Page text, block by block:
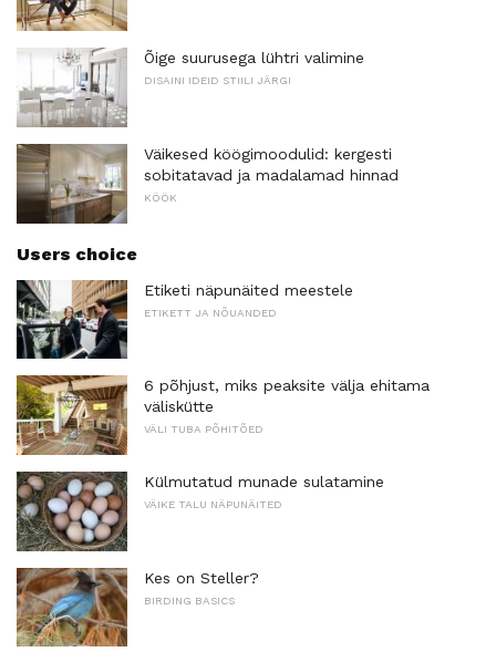
Õige suurusega lühtri valimine
DISAINI IDEID STIILI JÄRGI
Väikesed köögimoodulid: kergesti
sobitatavad ja madalamad hinnad
KÖÖK
Users choice
Etiketi näpunäited meestele
ETIKETT JA NÕUANDED
6 põhjust, miks peaksite välja ehitama
väliskütte
VÄLI TUBA PÕHITÕED
Külmutatud munade sulatamine
VÄIKE TALU NÄPUNÄITED
Kes on Steller?
BIRDING BASICS